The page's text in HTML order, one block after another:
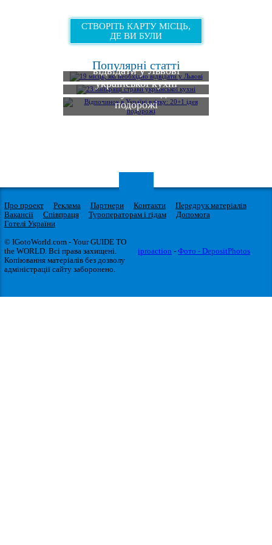
СТВОРІТЬ КАРТУ МІСЦЬ,
ДЕ ВИ БУЛИ
Популярні статті
19 місць, які необхідно
відвідати у Львові
23 найкращі страви
української кухні
Відпочинок в Україні
влітку: 20+1 ідея
подорожі
Про проект Реклама Партнери Контакти
Передрук матеріалів
Вакансії
Співпраця Туроператорам і гідам
Допомога
Готелі України
© IGotoWorld.com - Your GUIDE TO
the WORLD. Всі права захищені.
Копіювання матеріалів без дозволу
адміністрації сайту заборонено.
iproaction - Фото - DepositPhotos